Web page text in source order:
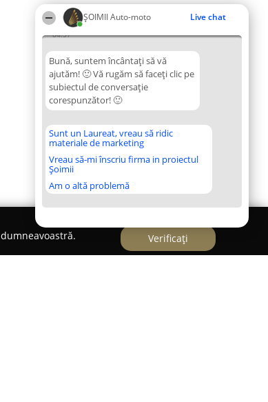
ȘOIMII Auto-moto Live chat
04:57
Bună, suntem încântați să vă
ajutăm! 🙂 Vă rugăm să faceți clic pe
subiectul de conversație
corespunzător! 🙂
Sunt un Laureat, vreau să ridic
materiale de marketing
Vreau să-mi înscriu firma in proiectul
Șoimii
Am o altă problemă
Verificați